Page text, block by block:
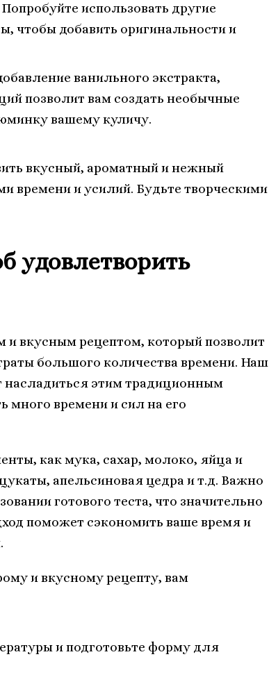
использовать другие
чтобы добавить оригинальности и
ванильного экстракта,
позволит вам создать необычные
вашему куличу.
вкусный, ароматный и нежный
времени и усилий. Будьте творческими
удовлетворить
и вкусным рецептом, который позволит
большого количества времени. Наш
насладиться этим традиционным
много времени и сил на его
как мука, сахар, молоко, яйца и
апельсиновая цедра и т.д. Важно
готового теста, что значительно
поможет сэкономить ваше время и
и вкусному рецепту, вам
и подготовьте форму для